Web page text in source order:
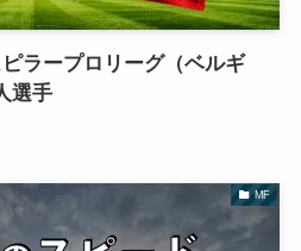
ピラープロリーグ（ベルギ
選手
MF